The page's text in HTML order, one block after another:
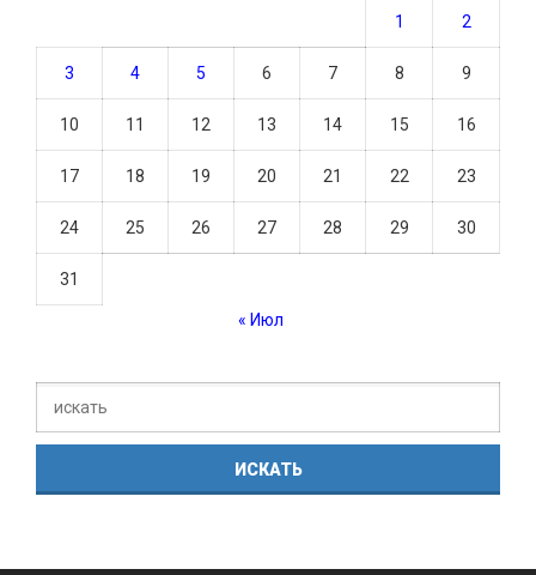
1 2
3 4 5 6 7 8 9
10 11 12 13 14 15 16
17 18 19 20 21 22 23
24 25 26 27 28 29 30
31
« Июл